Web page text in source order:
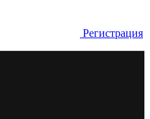
Регистрация